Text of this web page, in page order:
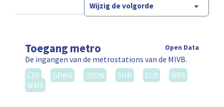
Wijzig de volgorde
Toegang metro Open Data
De ingangen van de metrostations van de MIVB.
CSV
GPKG JSON SHP SLD
WFS
WMS